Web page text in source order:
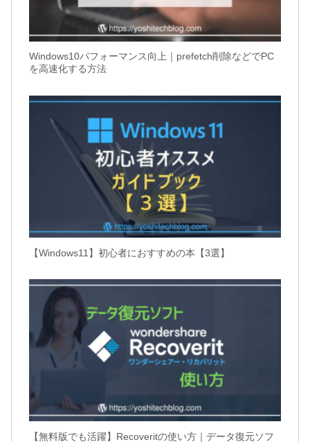
Windows10パフォーマンス向上｜prefetch削除などでPC
を高速化する方法
【Windows11】初心者におすすめの本【3選】
【無料版でも活躍】Recoveritの使い方｜データ復元ソフ